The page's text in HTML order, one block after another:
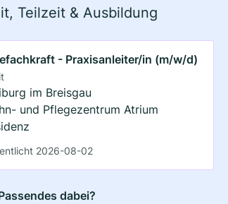
Teilzeit & Ausbildung
- Praxisanleiter/in (m/w/d)
im Breisgau
und Pflegezentrum Atrium
2026-08-02
dabei?